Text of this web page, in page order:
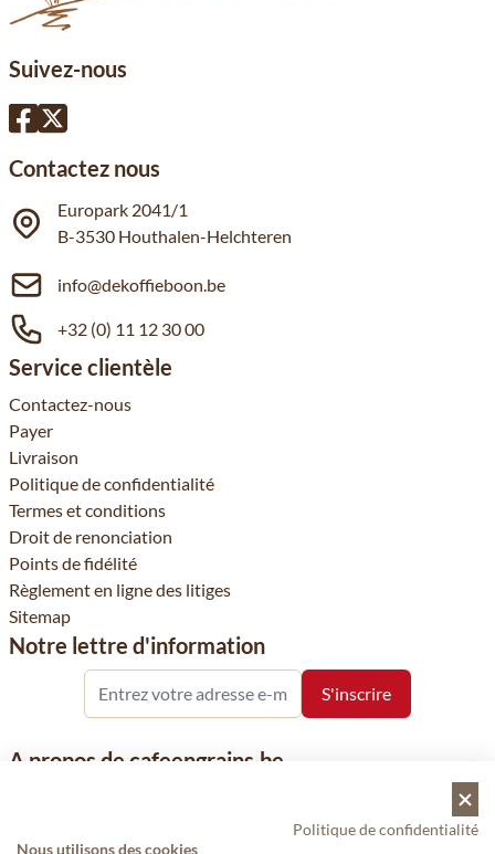
Suivez-nous
Contactez nous
Europark 2041/1
B-3530 Houthalen-Helchteren
info@dekoffieboon.be
+32 (0) 11 12 30 00
Service clientèle
Contactez-nous
Payer
Livraison
Politique de confidentialité
Termes et conditions
Droit de renonciation
Points de fidélité
Règlement en ligne des litiges
Sitemap
Notre lettre d'information
A propos de cafeengrains.be
concentre sur la vente de produits à base de café, de renommée
Politique de confidentialité
Nous utilisons des cookies